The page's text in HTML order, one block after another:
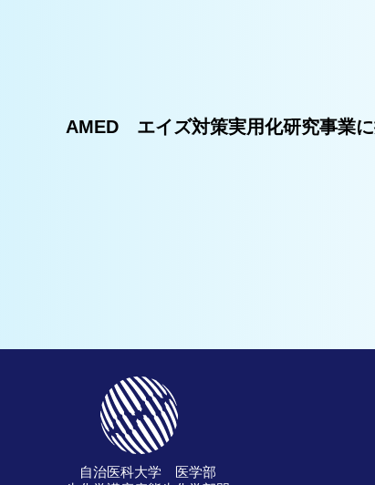
AMED エイズ対策実用化研究事業
自治医科大学 医学部